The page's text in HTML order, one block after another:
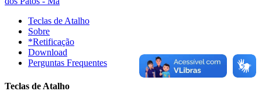
Teclas de Atalho
Sobre
*Retificação
Download
Perguntas Frequentes
Teclas de Atalho